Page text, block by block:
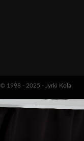
© 1998 - 2025 - Jyrki Kola